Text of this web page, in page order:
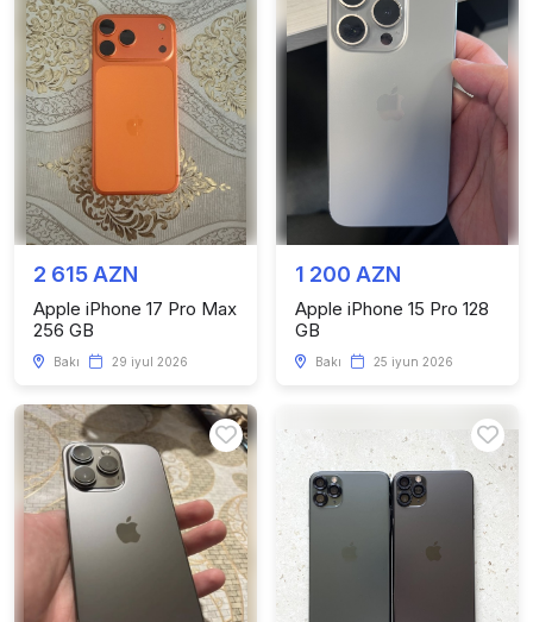
2 615 AZN
Apple iPhone 17 Pro Max
256 GB
Bakı 29 iyul 2026
1 200 AZN
Apple iPhone 15 Pro 128
GB
Bakı 25 iyun 2026